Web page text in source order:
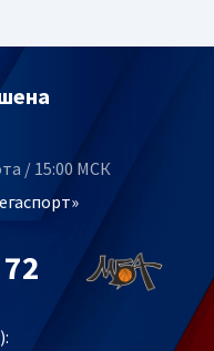
/ 15:00 МСК
72